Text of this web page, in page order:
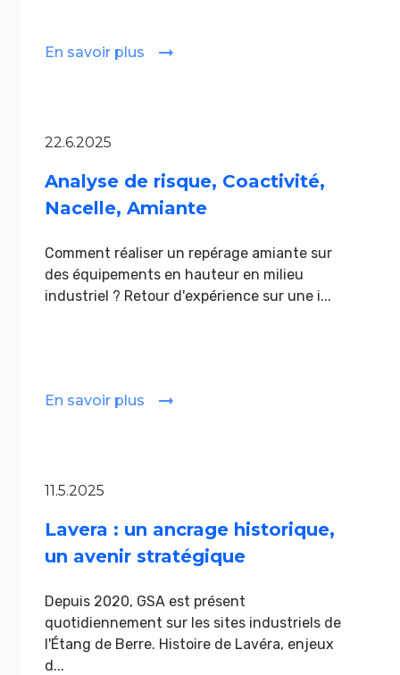
En savoir plus
22.6.2025
Analyse de risque, Coactivité,
Nacelle, Amiante
Comment réaliser un repérage amiante sur
des équipements en hauteur en milieu
industriel ? Retour d'expérience sur une i...
En savoir plus
11.5.2025
Lavera : un ancrage historique,
un avenir stratégique
Depuis 2020, GSA est présent
quotidiennement sur les sites industriels de
l'Étang de Berre. Histoire de Lavéra, enjeux
d...